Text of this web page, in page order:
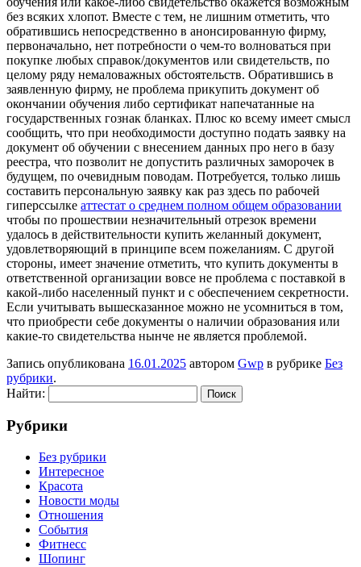
без всяких хлопот. Вместе с тем, не лишним отметить, что
обратившись непосредственно в анонсированную фирму,
первоначально, нет потребности о чем-то волноваться при
покупке любых справок/документов или свидетельств, по
целому ряду немаловажных обстоятельств. Обратившись в
заявленную фирму, не проблема прикупить документ об
окончании обучения либо сертификат напечатанные на
государственных гознак бланках. Плюс ко всему имеет смысл
сообщить, что при необходимости доступно подать заявку на
документ об обучении с внесением данных про него в базу
реестра, что позволит не допустить различных заморочек в
будущем, по очевидным поводам. Потребуется, только лишь
составить персональную заявку как раз здесь по рабочей
гиперссылке аттестат о среднем полном общем образовании
чтобы по прошествии незначительный отрезок времени
удалось в действительности купить желанный документ,
удовлетворяющий в принципе всем пожеланиям. С другой
стороны, имеет значение отметить, что купить документы в
ответственной организации вовсе не проблема с поставкой в
какой-либо населенный пункт и с обеспечением секретности.
Если учитывать вышесказанное можно не усомниться в том,
что приобрести себе документы о наличии образования или
какие-то свидетельства нынче не является проблемой.
Запись опубликована 16.01.2025 автором Gwp в рубрике Без
рубрики.
Найти:
Рубрики
Без рубрики
Интересное
Красота
Новости моды
Отношения
События
Фитнесс
Шопинг